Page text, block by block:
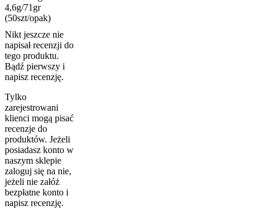
4,6g/71gr
(50szt/opak)
Nikt jeszcze nie
napisał recenzji do
tego produktu.
Bądź pierwszy i
napisz recenzję.
Tylko
zarejestrowani
klienci mogą pisać
recenzje do
produktów. Jeżeli
posiadasz konto w
naszym sklepie
zaloguj się na nie,
jeżeli nie załóż
bezpłatne konto i
napisz recenzję.